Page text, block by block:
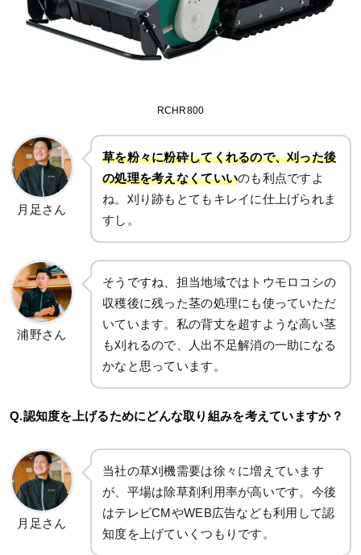
RCHR800
月足さん
草を粉々に粉砕してくれるので、刈った後
の処理を考えなくていいのも利点ですよ
ね。刈り跡もとてもキレイに仕上げられま
すし。
浦野さん
そうですね、担当地域ではトウモロコシの
収穫後に残った茎の処理にも使っていただ
いています。私の背丈を超すような高い茎
も刈れるので、人出不足解消の一助になる
かなと思っています。
Q.認知度を上げるためにどんな取り組みを考えていますか？
月足さん
当社の草刈機需要は徐々に増えています
が、平場は除草剤利用率が高いです。今後
はテレビCMやWEB広告なども利用して認
知度を上げていくつもりです。